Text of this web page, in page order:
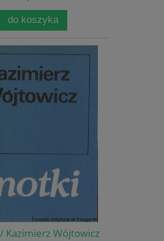
do koszyka
Wójtowicz